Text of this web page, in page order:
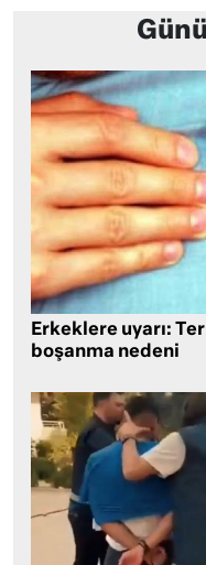
Erkeklere uyarı:
boşanma nedeni